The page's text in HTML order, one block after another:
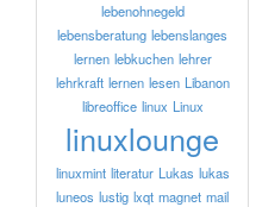
lebenohnegeld
lebensberatung lebenslanges
lernen lebkuchen lehrer
lehrkraft lernen lesen Libanon
libreoffice linux Linux
linuxlounge
linuxmint literatur Lukas lukas
luneos lustig lxqt magnet mail